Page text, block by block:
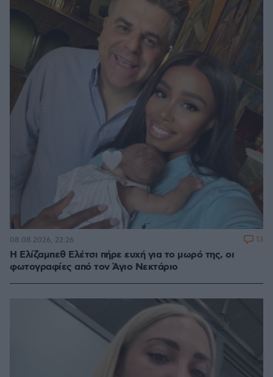
Η Ελίζαμπεθ Ελέτσι πήρε ευχή για το μωρό της, οι
φωτογραφίες από τον Άγιο Νεκτάριο
08.08.2026, 22:26 13